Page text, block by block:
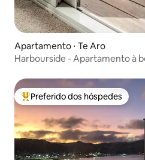
Apartamento ⋅ Te Aro
Harbourside - Apartamento à
Entre os melhores preferidos
Preferido dos hóspedes